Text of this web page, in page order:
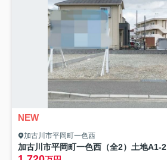
NEW
加古川市平岡町一色西
加古川市平岡町一色西（全2）土地A1-2